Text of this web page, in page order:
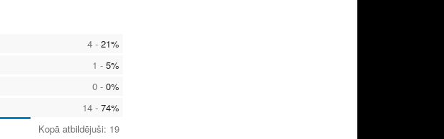
4 - 21%
1 - 5%
0 - 0%
14 - 74%
Kopā atbildējuši: 19